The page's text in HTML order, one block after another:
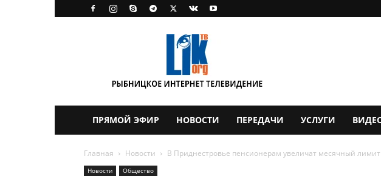
ПРЯМОЙ ЭФИР НОВОСТИ ПЕРЕДАЧИ УСЛУГИ
Главная Новости В Приднестровье пенсионерам увеличат месячный лимит
Новости Общество